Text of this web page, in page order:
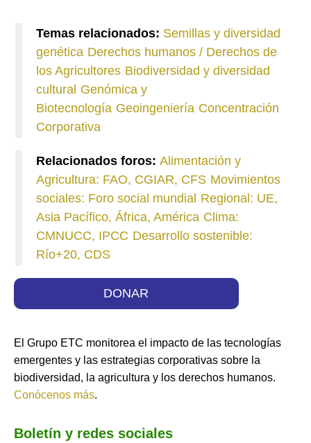
Temas relacionados: Semillas y diversidad
genética Derechos humanos / Derechos de
los Agricultores Biodiversidad y diversidad
cultural Genómica y
Biotecnología Geoingeniería Concentración
Corporativa
Relacionados foros: Alimentación y
Agricultura: FAO, CGIAR, CFS Movimientos
sociales: Foro social mundial Regional: UE,
Asia Pacífico, África, América Clima:
CMNUCC, IPCC Desarrollo sostenible:
Río+20, CDS
DONAR
El Grupo ETC monitorea el impacto de las tecnologías
emergentes y las estrategias corporativas sobre la
biodiversidad, la agricultura y los derechos humanos.
Conócenos más
Boletín y redes sociales